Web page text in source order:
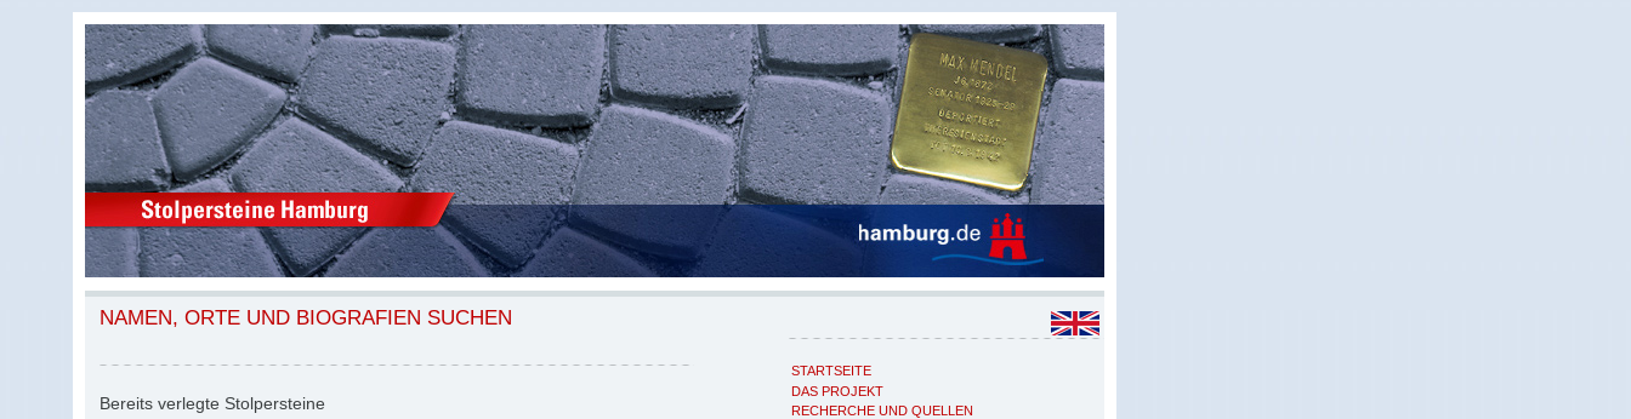
STARTSEITE
DAS PROJEKT
RECHERCHE UND QUELLEN
NAMEN, ORTE UND BIOGRAFIEN SUCHEN
Bereits verlegte Stolpersteine